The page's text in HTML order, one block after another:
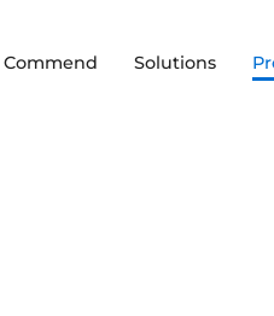
Solutions